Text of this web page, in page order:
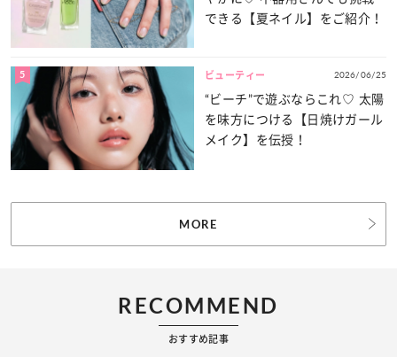
できる【夏ネイル】をご紹介！
5 ビューティー 2026/06/25
“ビーチ”で遊ぶならこれ♡ 太陽
を味方につける【日焼けガール
メイク】を伝授！
MORE
RECOMMEND
おすすめ記事